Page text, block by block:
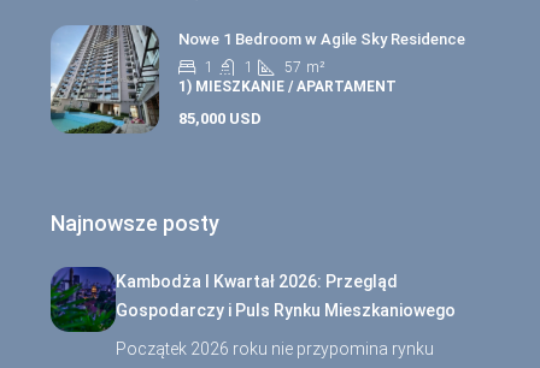
Nowe 1 Bedroom w Agile Sky Residence
1 1 57 m²
1) MIESZKANIE / APARTAMENT
85,000 USD
Najnowsze posty
Kambodża I Kwartał 2026: Przegląd
Gospodarczy i Puls Rynku Mieszkaniowego
Początek 2026 roku nie przypomina rynku